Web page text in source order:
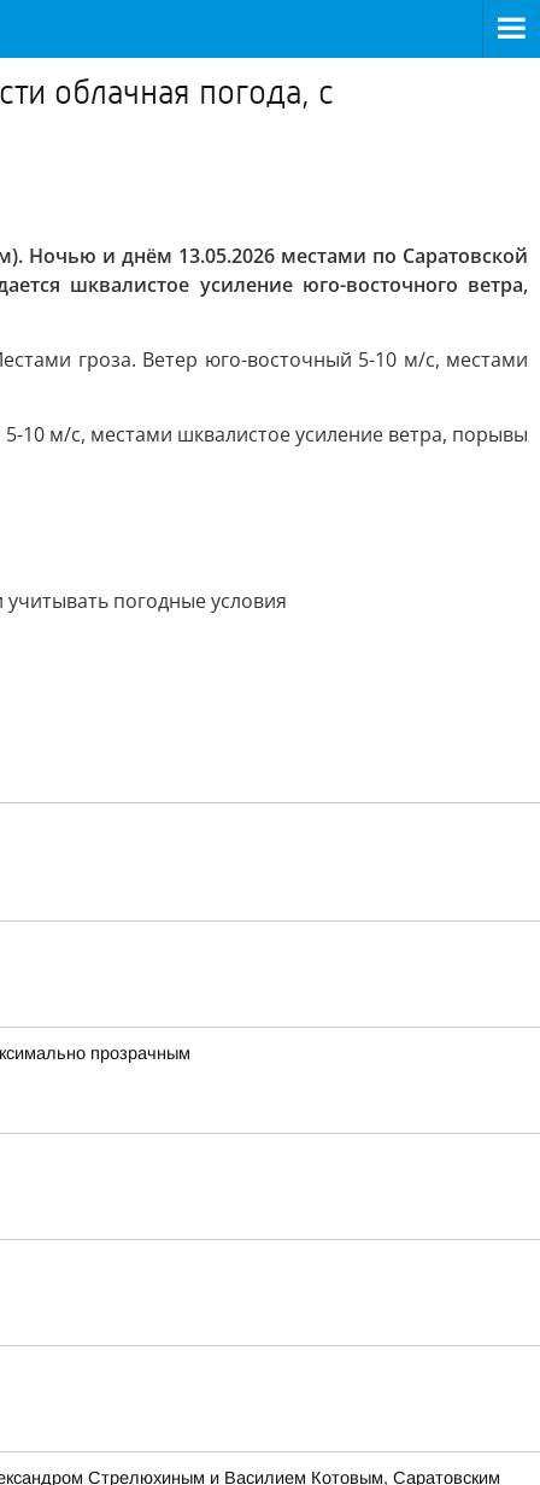
облачная погода, с
Ночью и днём 13.05.2026 местами по Саратовской
шквалистое усиление юго-восточного ветра,
гроза. Ветер юго-восточный 5-10 м/с, местами
10 м/с, местами шквалистое усиление ветра, порывы
погодные условия
прозрачным
Стрелюхиным и Василием Котовым, Саратовским